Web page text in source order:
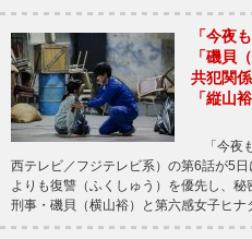
「今夜
「磯貝
共犯関
「縦山
「今夜
西テレビ／フジテレビ系）の第6話が5
よりも復讐（ふくしゅう）を優先し、
刑事・磯貝（横山裕）と第六感女子ヒ